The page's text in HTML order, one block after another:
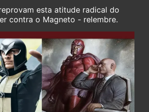
esta atitude radical do
contra o Magneto - relembre.